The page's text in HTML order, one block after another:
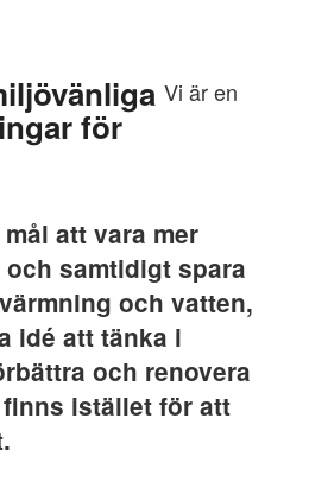
för
att vara mer
samtidigt spara
och vatten,
idé att tänka i
och renovera
istället för att
Vi är en